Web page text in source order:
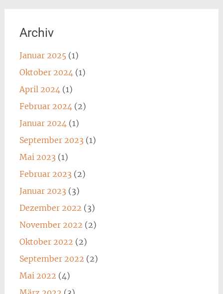
Archiv
Januar 2025(1)
Oktober 2024(1)
April 2024(1)
Februar 2024(2)
Januar 2024(1)
September 2023 (1)
Mai 2023 (1)
Februar 2023 (2)
Januar 2023 (3)
Dezember 2022 (3)
November 2022 (2)
Oktober 2022 (2)
September 2022 (2)
Mai 2022 (4)